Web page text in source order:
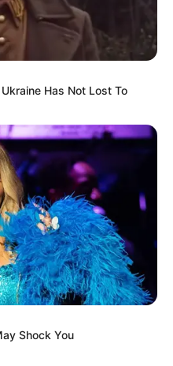
CƏMİYYƏT
gözləyir
Has Not Lost To
Shock You